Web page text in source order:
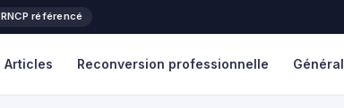
RNCP référencé
Articles Reconversion professionnelle Général